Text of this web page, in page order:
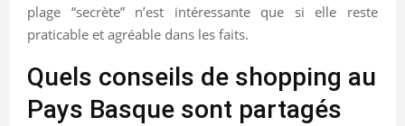
plage “secrète” n’est intéressante que si elle reste
praticable et agréable dans les faits.
Quels conseils de shopping au
Pays Basque sont partagés